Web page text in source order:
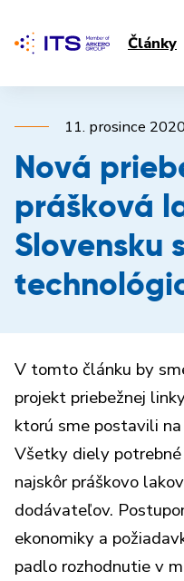
Články
11. prosince 2020
Nová
prášková
Slovensku
V tomto článku by
projekt priebežnej
ktorú sme postavili
Všetky diely
najskôr práškovo
dodávateľov.
ekonomiky a
padlo rozhodnutie v